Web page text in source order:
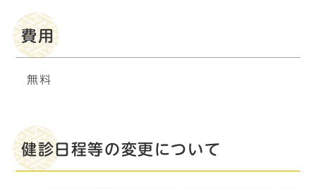
費用
無料
健診日程等の変更について